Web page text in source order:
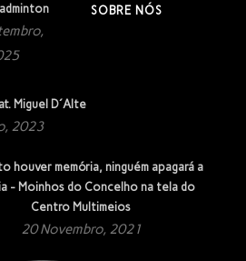
Miguel D´Alte
2023
houver memória, ninguém apagará a
- Moinhos do Concelho na tela do
Centro Multimeios
20 Novembro, 2021
SOBRE NÓS